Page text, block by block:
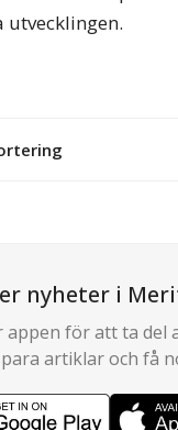
nyheter i
appen för att ta del
artiklar och få